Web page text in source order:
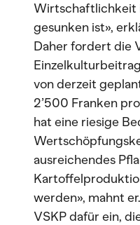
Wirtschaftlichkeit
gesunken ist»,
Daher fordert die
von derzeit
2’500 Franken
hat eine riesige
ausreichendes
werden», mahnt
VSKP dafür ein,